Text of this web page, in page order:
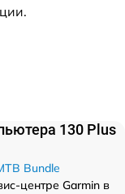
130 Plus
Bundle
центре Garmin в